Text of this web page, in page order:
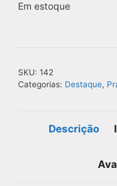
Em estoque
SKU: 142
Categorias: Destaque,
Descrição